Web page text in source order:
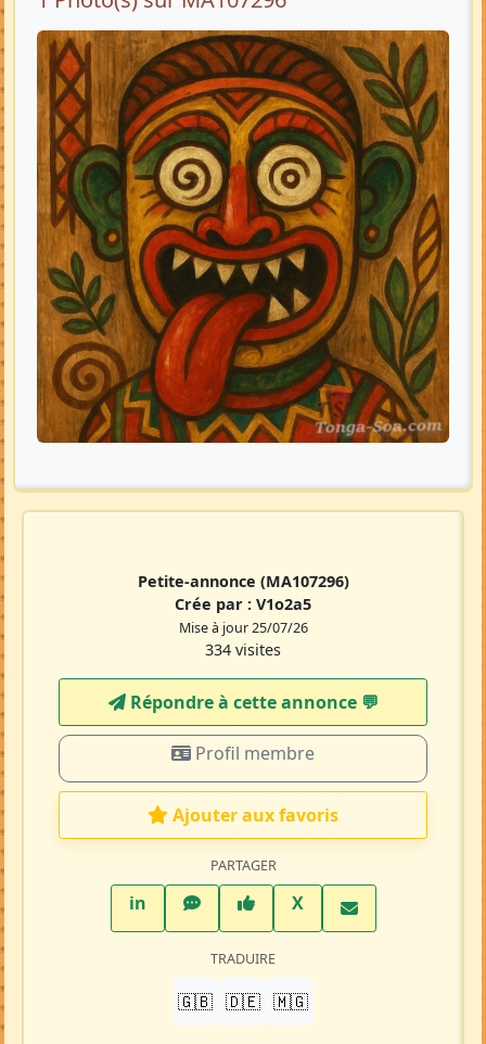
Petite-annonce (MA107296)
Crée par : V1o2a5
Mise à jour 25/07/26
334 visites
Répondre à cette annonce 💬​
Profil membre
Ajouter aux favoris
PARTAGER
inLinkedInWhatsAppFacebook
XTwitter X
TRADUIRE
🇬🇧 🇩🇪 🇲🇬